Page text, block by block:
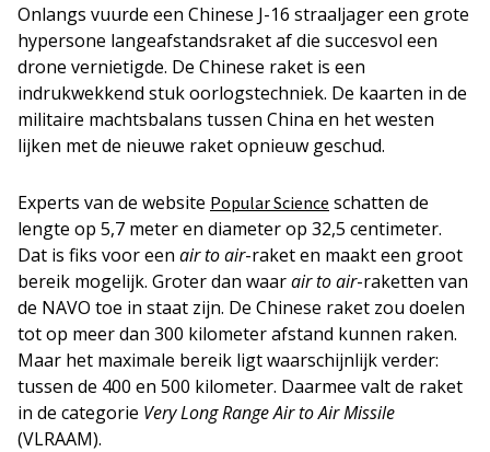
Onlangs vuurde een Chinese J-16 straaljager een grote
hypersone langeafstandsraket af die succesvol een
drone vernietigde. De Chinese raket is een
indrukwekkend stuk oorlogstechniek. De kaarten in de
militaire machtsbalans tussen China en het westen
lijken met de nieuwe raket opnieuw geschud.
Experts van de website Popular Science schatten de
lengte op 5,7 meter en diameter op 32,5 centimeter.
Dat is fiks voor een air to air-raket en maakt een groot
bereik mogelijk. Groter dan waarair to air-raketten van
de NAVO toe in staat zijn. De Chinese raket zou doelen
tot op meer dan 300 kilometer afstand kunnen raken.
Maar het maximale bereik ligt waarschijnlijk verder:
tussen de 400 en 500 kilometer. Daarmee valt de raket
in de categorie Very Long Range Air to Air Missile
(VLRAAM).